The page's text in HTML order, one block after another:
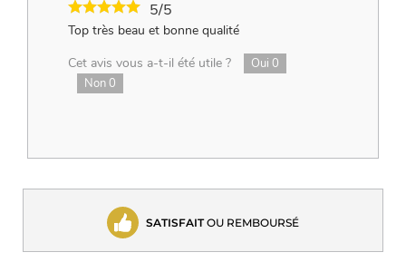
5/5
Top très beau et bonne qualité
Cet avis vous a-t-il été utile ?
Oui 0
Non0
SATISFAITOU REMBOURSÉ